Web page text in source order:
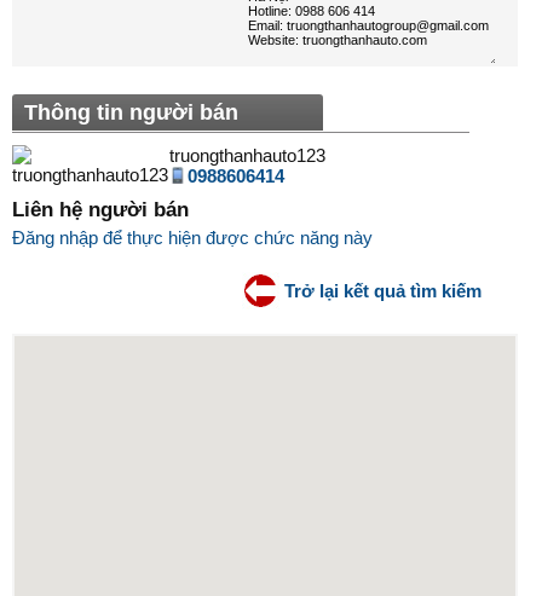
Thông tin người bán
truongthanhauto123
0988606414
Liên hệ người bán
Đăng nhập để thực hiện được chức năng này
Trở lại kết quả tìm kiếm